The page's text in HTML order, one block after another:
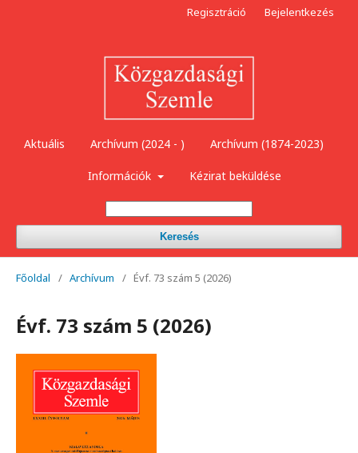
Aktuális Archívum (2024 - ) Archívum (1874-2023)
Információk Kézirat beküldése
Keresés
Regisztráció Bejelentkezés
Főoldal / Archívum / Évf. 73 szám 5 (2026)
Évf. 73 szám 5 (2026)